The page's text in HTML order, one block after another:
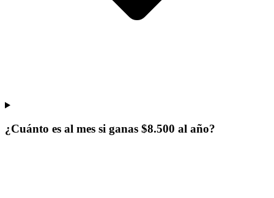
¿Cuánto es al mes si ganas $8.500 al año?